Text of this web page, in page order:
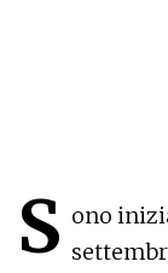
S ono